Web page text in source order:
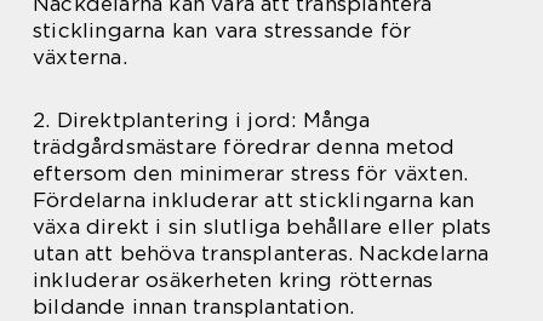
sticklingarna kan vara stressande för
växterna.
2. Direktplantering i jord: Många
trädgårdsmästare föredrar denna metod
eftersom den minimerar stress för växten.
Fördelarna inkluderar att sticklingarna kan
växa direkt i sin slutliga behållare eller plats
utan att behöva transplanteras. Nackdelarna
inkluderar osäkerheten kring rötternas
bildande innan transplantation.